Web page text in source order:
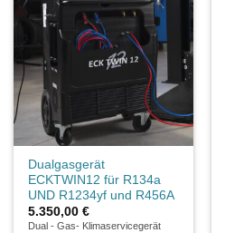
Dualgasgerät
ECKTWIN12 für R134a
UND R1234yf und R456A
5.350,00€
Dual - Gas- Klimaservicegerät